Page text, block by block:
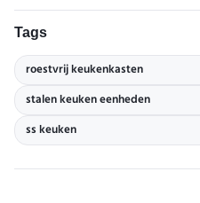
Tags
roestvrij keukenkasten
stalen keuken eenheden
ss keuken